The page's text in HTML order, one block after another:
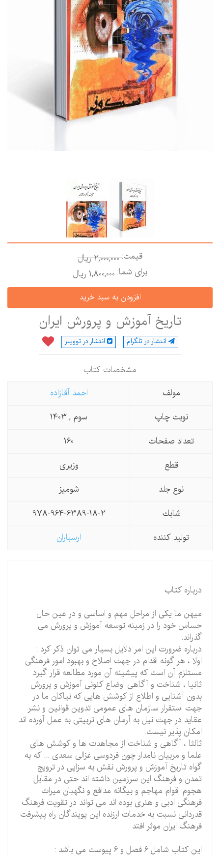
قیمت:2,000,000 ريال
برای شما: 1,800,000 ريال
تاریخ آموزش و پرورش ایران
انتشار در تلگرام انتشار در توویتر
مشخصات كتاب
مولف
احمد آقازاده
نوبت چاپ
سوم , 1403
تعداد صفحات
160
قطع
وزیری
نوع جلد
شومیز
شابك
978-964-6389-18-2
تولید كننده
ارسباران
درباره کتاب
میهن ما یکی از مراحل مهم و اساسی و در عین حال
حساس خود را در زمینه توسعه آموزش و پرورش می
گذراند.
درباره ضرورت این امر دلایل بسیار می توان ذکر کرد :
اولا ، هر گونه اقدام در جهت اصلاح و بهبود امور فرهنگی
مستلزم آن است که پیشینه آن مورد مطالعه قرار گیرد
ثانیا ، شناخت و آگاهی اوضاع کنونی آموزش و پرورش
بدون آشنایی و اطلاع از کوشش هایی که نیاکان ما در
جهت استقرار سازمان های عمومی تدوین قوانین و نشر
عقاید در جهت نیل به آرمان های تربیتی به عمل آورده اند
امکان پذیر نیست.
ثالثا ، آگاهی و شناخت از مجاهدت ها و کوشش های
علما و مربیان نامدار چون فردوسی غزالی سعدی ... که به
گواه تاریخ آموزش و پرورش نقش به سزایی در ترویج
تمدن و فرهنگ این سرزمین داشته اند حتی در مقابل
هجوم اقوام مهاجم و بیگانه مدافع و نگهبان میراث
فرهنگی ادبی و هنری بوده اند می تواند در تقویت فرهنگ
قدردانی نسبت به خدمات ارزنده این پویندگان راه پیشرفت
فرهنگ ایران موثر افتد
این کتاب شامل 6 فصل و 6 پیوست می باشد :